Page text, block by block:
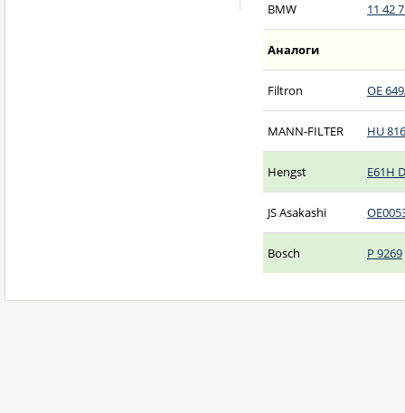
BMW 11 42
Аналоги
Filtron OE
MANN-FILTER HU
Hengst E61H
JS Asakashi
Bosch P 9269